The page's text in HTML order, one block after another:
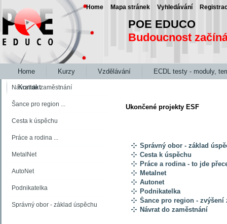
POE EDUCO
Budoucnost
Home Kurzy Vzdělávání ECDL testy - moduly,
Kontakt
Návrat do zaměstnání
Šance pro region ...
Cesta k úspěchu
Práce a rodina ...
MetalNet
AutoNet
Podnikatelka
Správný obor - základ úspěchu
Ukončené projekty ESF
Správný obor - základ
Cesta k úspěchu
Práce a rodina - to jde
Metalnet
Autonet
Podnikatelka
Šance pro region -
Návrat do zaměstnání
Home Mapa stránek Vyhledávání